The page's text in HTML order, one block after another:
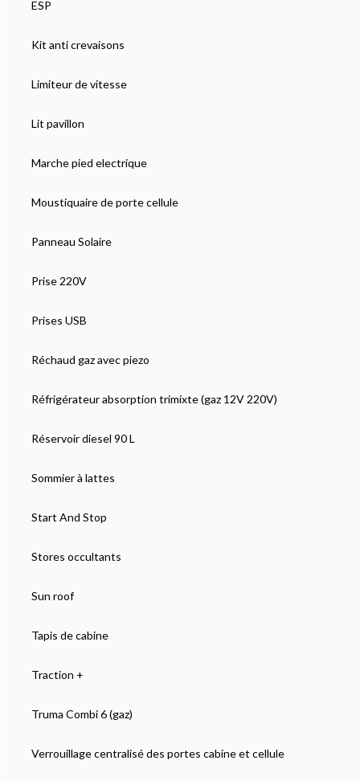
ESP
Kit anti crevaisons
Limiteur de vitesse
Lit pavillon
Marche pied electrique
Moustiquaire de porte cellule
Panneau Solaire
Prise 220V
Prises USB
Réchaud gaz avec piezo
Réfrigérateur absorption trimixte (gaz 12V 220V)
Réservoir diesel 90 L
Sommier à lattes
Start And Stop
Stores occultants
Sun roof
Tapis de cabine
Traction +
Truma Combi 6 (gaz)
Verrouillage centralisé des portes cabine et cellule